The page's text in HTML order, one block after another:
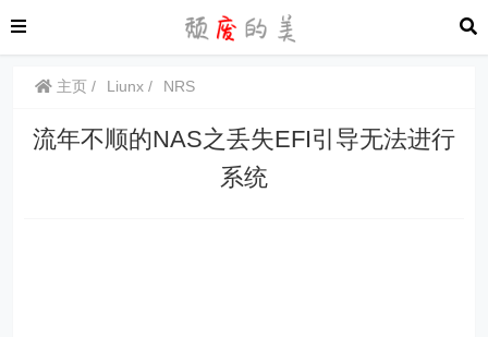
主页 Liunx NRS
流年不顺的NAS之丢失EFI引导无法进行
系统